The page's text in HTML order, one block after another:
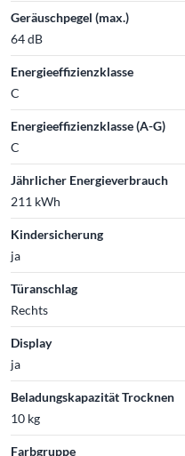
Geräuschpegel (max.)
64 dB
Energieeffizienzklasse
C
Energieeffizienzklasse (A-G)
C
Jährlicher Energieverbrauch
211 kWh
Kindersicherung
ja
Türanschlag
Rechts
Display
ja
Beladungskapazität Trocknen
10 kg
Farbgruppe